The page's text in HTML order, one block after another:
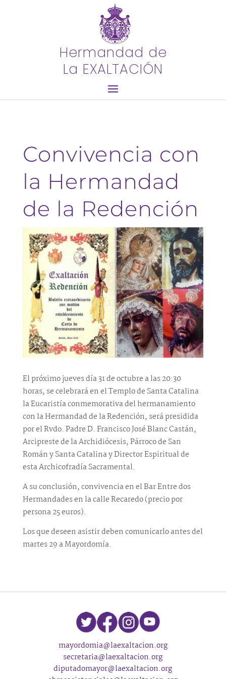
Hermandad de
La EXALTACIÓN
Convivencia con
la Hermandad
de la Redención
El próximo jueves día 31 de octubre a las 20:30
horas, se celebrará en el Templo de Santa Catalina
la Eucaristía conmemorativa del hermanamiento
con la Hermandad de la Redención, será presidida
por el Rvdo. Padre D. Francisco José Blanc Castán,
Arcipreste de la Archidiócesis, Párroco de San
Román y Santa Catalina y Director Espiritual de
esta Archicofradía Sacramental.
A su conclusión, convivencia en el Bar Entre dos
Hermandades en la calle Recaredo (precio por
persona 25 euros).
Los que deseen asistir deben comunicarlo antes del
martes 29 a Mayordomía.
mayordomia@laexaltacion.org
secretaria@laexaltacion.org
diputadomayor@laexaltacion.org